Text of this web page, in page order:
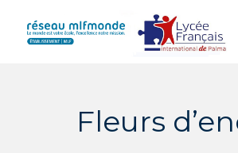
content
Fleurs